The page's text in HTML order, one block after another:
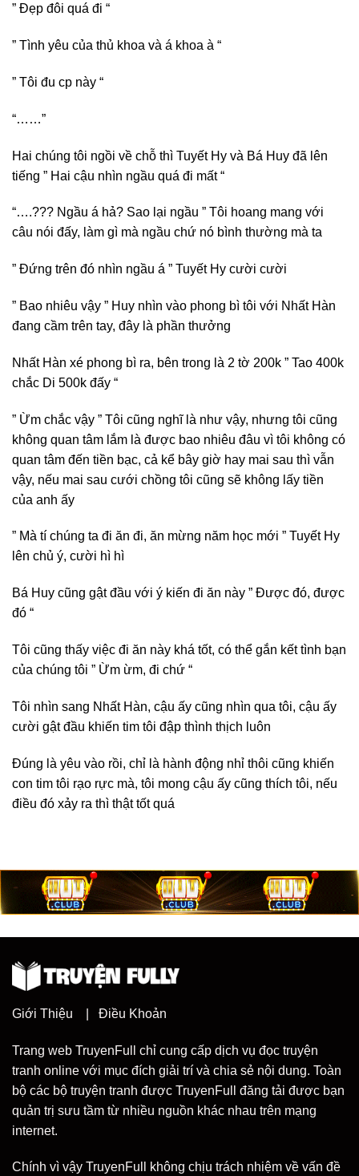
” Đẹp đôi quá đi “
” Tình yêu của thủ khoa và á khoa à “
” Tôi đu cp này “
“……”
Hai chúng tôi ngồi về chỗ thì Tuyết Hy và Bá Huy đã lên
tiếng ” Hai cậu nhìn ngầu quá đi mất “
“….??? Ngầu á hả? Sao lại ngầu ” Tôi hoang mang với
câu nói đấy, làm gì mà ngầu chứ nó bình thường mà ta
” Đứng trên đó nhìn ngầu á ” Tuyết Hy cười cười
” Bao nhiêu vậy ” Huy nhìn vào phong bì tôi với Nhất Hàn
đang cầm trên tay, đây là phần thưởng
Nhất Hàn xé phong bì ra, bên trong là 2 tờ 200k ” Tao 400k
chắc Di 500k đấy “
” Ừm chắc vậy ” Tôi cũng nghĩ là như vậy, nhưng tôi cũng
không quan tâm lắm là được bao nhiêu đâu vì tôi không có
quan tâm đến tiền bạc, cả kể bây giờ hay mai sau thì vẫn
vậy, nếu mai sau cưới chồng tôi cũng sẽ không lấy tiền
của anh ấy
” Mà tí chúng ta đi ăn đi, ăn mừng năm học mới ” Tuyết Hy
lên chủ ý, cười hì hì
Bá Huy cũng gật đầu với ý kiến đi ăn này ” Được đó, được
đó “
Tôi cũng thấy việc đi ăn này khá tốt, có thể gắn kết tình bạn
của chúng tôi ” Ừm ừm, đi chứ “
Tôi nhìn sang Nhất Hàn, cậu ấy cũng nhìn qua tôi, cậu ấy
cười gật đầu khiến tim tôi đập thình thịch luôn
Đúng là yêu vào rồi, chỉ là hành động nhỉ thôi cũng khiến
con tim tôi rạo rực mà, tôi mong cậu ấy cũng thích tôi, nếu
điều đó xảy ra thì thật tốt quá
Giới Thiệu Điều Khoản
Trang web TruyenFull chỉ cung cấp dịch vụ đọc truyện
tranh online với mục đích giải trí và chia sẻ nội dung. Toàn
bộ các bộ truyện tranh được TruyenFull đăng tải được bạn
quản trị sưu tầm từ nhiều nguồn khác nhau trên mạng
internet.
Chính vì vậy TruyenFull không chịu trách nhiệm về vấn đề